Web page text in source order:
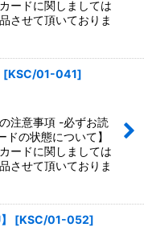
ードに関しましては
させて頂いておりま
[KSC/01-041]
注意事項 -必ずお読
の状態について】
ードに関しましては
させて頂いておりま
[KSC/01-052]